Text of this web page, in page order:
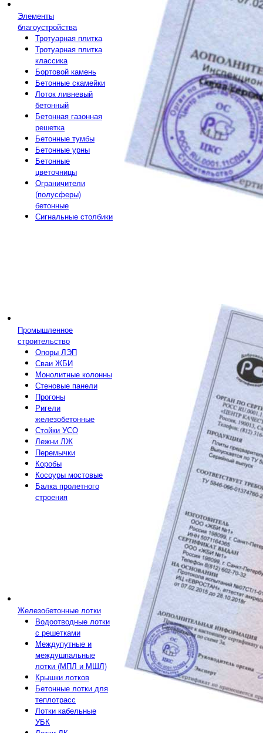
Элементы
благоустройства
Тротуарная плитка
Тротуарная плитка
классика
Бортовой камень
Бетонные скамейки
Лоток ливневый
бетонный
Бетонная газонная
решетка
Бетонные тумбы
Бетонные урны
Бетонные
цветочницы
Ограничители
(полусферы)
бетонные
Сигнальные столбики
Промышленное
строительство
Опоры ЛЭП
Сваи ЖБИ
Монолитные колонны
Стеновые панели
Прогоны
Ригели
железобетонные
Стойки УСО
Лежни ЛЖ
Перемычки
Коробы
Косоуры мостовые
Балка пролетного
строения
Железобетонные лотки
Водоотводные лотки
с решетками
Междупутные и
междушпальные
лотки (МПЛ и МШЛ)
Крышки лотков
Бетонные лотки для
теплотрасс
Лотки кабельные
УБК